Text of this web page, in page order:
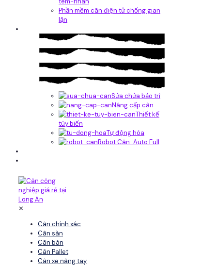
Phần mềm cân điện tử chống gian
lận
Sửa chửa bảo trì
Nâng cấp cân
Thiết kế
tùy biến
Tự động hóa
Robot Cân-Auto Full
✕
Cân chính xác
Cân sàn
Cân bàn
Cân Pallet
Cân xe nâng tay